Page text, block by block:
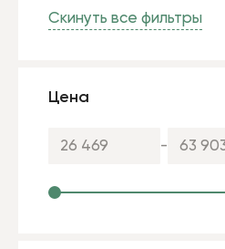
Скинуть все фильтры
Цена
-